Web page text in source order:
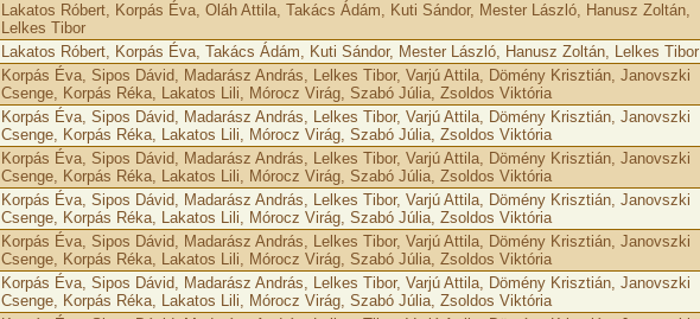
Lakatos Róbert, Korpás Éva, Oláh Attila, Takács Ádám, Kuti Sándor, Mester László, Hanusz Zoltán,
Lelkes Tibor
Lakatos Róbert, Korpás Éva, Takács Ádám, Kuti Sándor, Mester László, Hanusz Zoltán, Lelkes Tibor
Korpás Éva, Sipos Dávid, Madarász András, Lelkes Tibor, Varjú Attila, Dömény Krisztián, Janovszki
Csenge, Korpás Réka, Lakatos Lili, Mórocz Virág, Szabó Júlia, Zsoldos Viktória
Korpás Éva, Sipos Dávid, Madarász András, Lelkes Tibor, Varjú Attila, Dömény Krisztián, Janovszki
Csenge, Korpás Réka, Lakatos Lili, Mórocz Virág, Szabó Júlia, Zsoldos Viktória
Korpás Éva, Sipos Dávid, Madarász András, Lelkes Tibor, Varjú Attila, Dömény Krisztián, Janovszki
Csenge, Korpás Réka, Lakatos Lili, Mórocz Virág, Szabó Júlia, Zsoldos Viktória
Korpás Éva, Sipos Dávid, Madarász András, Lelkes Tibor, Varjú Attila, Dömény Krisztián, Janovszki
Csenge, Korpás Réka, Lakatos Lili, Mórocz Virág, Szabó Júlia, Zsoldos Viktória
Korpás Éva, Sipos Dávid, Madarász András, Lelkes Tibor, Varjú Attila, Dömény Krisztián, Janovszki
Csenge, Korpás Réka, Lakatos Lili, Mórocz Virág, Szabó Júlia, Zsoldos Viktória
Korpás Éva, Sipos Dávid, Madarász András, Lelkes Tibor, Varjú Attila, Dömény Krisztián, Janovszki
Csenge, Korpás Réka, Lakatos Lili, Mórocz Virág, Szabó Júlia, Zsoldos Viktória